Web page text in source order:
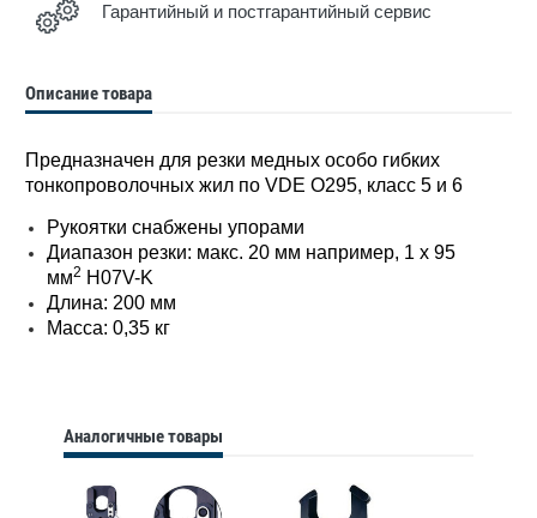
Гарантийный и постгарантийный сервис
Описание товара
Предназначен для резки медных особо гибких
тонкопроволочных жил по VDE O295, класс 5 и 6
Рукоятки снабжены упорами
Диапазон резки: макс. 20 мм например, 1 x 95
мм2 H07V-K
Длина: 200 мм
Масса: 0,35 кг
Аналогичные товары